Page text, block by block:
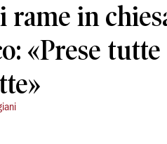
rame in
«Prese tutte